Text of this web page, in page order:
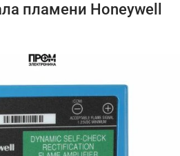
пламени Honeywell